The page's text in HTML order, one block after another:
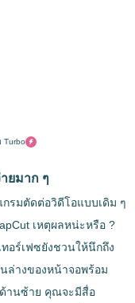
Turbo
ยมาก ๆ
รมตัดต่อวิดีโอแบบเดิม ๆ
เหตุผลหน่ะหรือ ?
อร์เฟซยังชวนให้นึกถึง
ล่างของหน้าจอพร้อม
านซ้าย คุณจะมีสื่อ